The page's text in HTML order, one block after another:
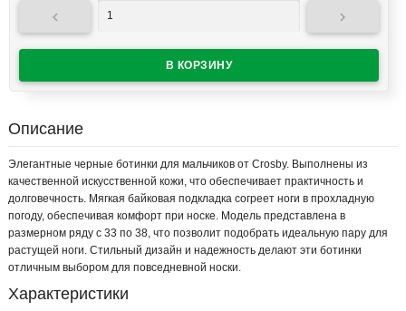
 
Описание
Элегантные черные ботинки для мальчиков от Crosby. Выполнены из
качественной искусственной кожи, что обеспечивает практичность и
долговечность. Мягкая байковая подкладка согреет ноги в прохладную
погоду, обеспечивая комфорт при носке. Модель представлена в
размерном ряду с 33 по 38, что позволит подобрать идеальную пару для
растущей ноги. Стильный дизайн и надежность делают эти ботинки
отличным выбором для повседневной носки.
Характеристики